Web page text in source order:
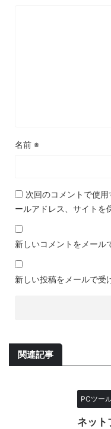
名前 ※
次回のコメントで使
ールアドレス、サイトを
新しいコメントをメール
新しい投稿をメールで受
関連記事
PCツー
ネット